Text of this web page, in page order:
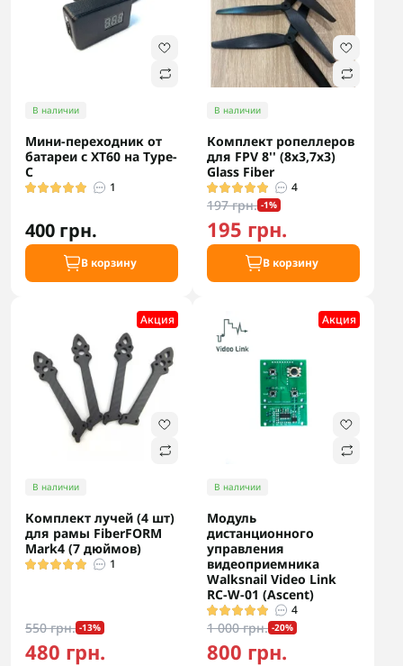
В наличии
Мини-переходник от
батареи с XT60 на Type-
C
1
400 грн.
В корзину
В наличии
Комплект ропеллеров
для FPV 8'' (8x3,7x3)
Glass Fiber
4
197 грн. -1%
195 грн.
В корзину
Акция
В наличии
Комплект лучей (4 шт)
для рамы FiberFORM
Mark4 (7 дюймов)
1
550 грн. -13%
480 грн.
Акция
В наличии
Модуль
дистанционного
управления
видеоприемника
Walksnail Video Link
RC-W-01 (Ascent)
4
1 000 грн. -20%
800 грн.